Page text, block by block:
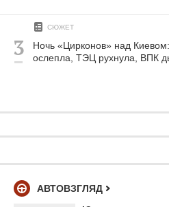
Ночь «Цирконов» над
ослепла, ТЭЦ рухнула, ВПК
СЮЖЕТ
АВТОВЗГЛЯД